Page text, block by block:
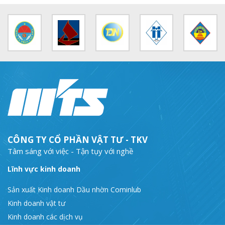
CÔNG TY CỔ PHẦN VẬT TƯ - TKV
Tâm sáng với việc - Tận tụy với nghề
Lĩnh vực kinh doanh
Sản xuất Kinh doanh Dầu nhờn Cominlub
Kinh doanh vật tư
Kinh doanh các dịch vụ